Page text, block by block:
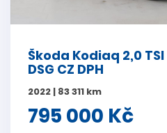
Škoda Kodiaq 2,0
DSG CZ DPH
2022 | 83 311 km
795 000 Kč